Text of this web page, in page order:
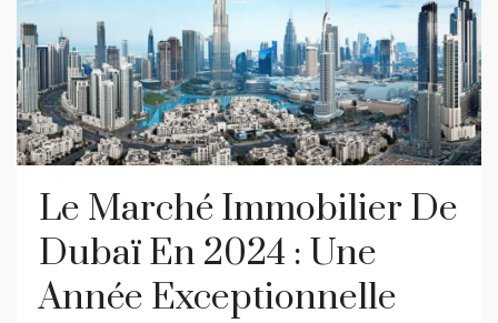
Le Marché Immobilier De
Dubaï En 2024 : Une
Année Exceptionnelle